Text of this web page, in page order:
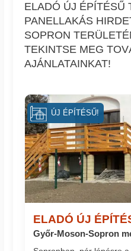
ELADÓ ÚJ ÉPÍTÉSŰ
PANELLAKÁS
SOPRON
TEKINTSE MEG
AJÁNLATAINKAT!
ELADÓ ÚJ
Győr-Moson-Sopron
ÚJ ÉPÍTÉSŰ!